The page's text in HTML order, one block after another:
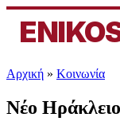
Αρχική » Κοινωνία
Νέο